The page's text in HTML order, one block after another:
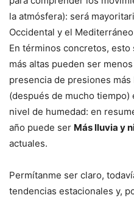
la atmósfera): será
Occidental y el
En términos concretos,
más altas pueden ser
presencia de presiones
(después de mucho
nivel de humedad: en
año puede ser Más lluvia y
actuales.
Permítanme ser claro,
tendencias estacionales y,